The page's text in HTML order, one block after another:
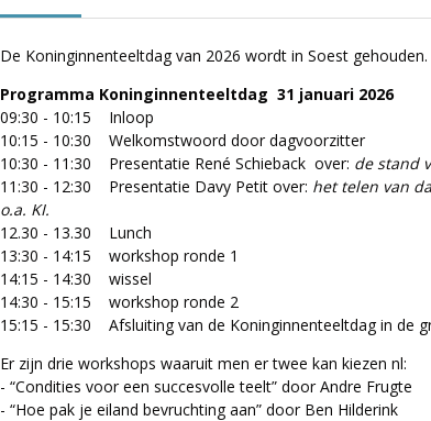
De Koninginnenteeltdag van 2026 wordt in Soest gehouden.
Programma Koninginnenteeltdag 31 januari 2026
09:30 - 10:15 Inloop
10:15 - 10:30 Welkomstwoord door dagvoorzitter
10:30 - 11:30 Presentatie René Schieback over: de stand
11:30 - 12:30 Presentatie Davy Petit over: het telen van
o.a. KI.
12.30 - 13.30 Lunch
13:30 - 14:15 workshop ronde 1
14:15 - 14:30 wissel
14:30 - 15:15 workshop ronde 2
15:15 - 15:30 Afsluiting van de Koninginnenteeltdag in de
Er zijn drie workshops waaruit men er twee kan kiezen nl:
- “Condities voor een succesvolle teelt” door Andre Frugte
- “Hoe pak je eiland bevruchting aan” door Ben Hilderink